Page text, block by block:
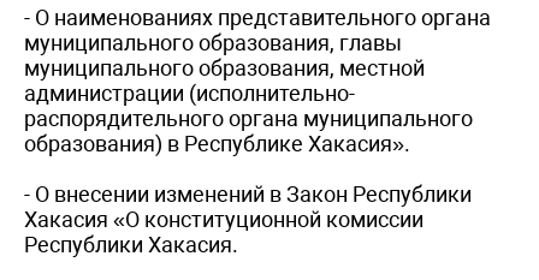
- О наименованиях представительного органа
муниципального образования, главы
муниципального образования, местной
администрации (исполнительно-
распорядительного органа муниципального
образования) в Республике Хакасия».
- О внесении изменений в Закон Республики
Хакасия «О конституционной комиссии
Республики Хакасия.